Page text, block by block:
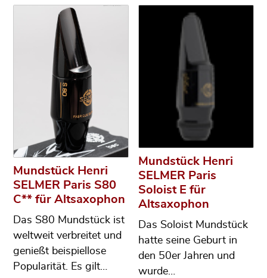
Mundstück Henri
SELMER Paris S80
C** für Altsaxophon
Das S80 Mundstück ist
weltweit verbreitet und
genießt beispiellose
Popularität. Es gilt…
Mundstück Henri
SELMER Paris
Soloist E für
Altsaxophon
Das Soloist Mundstück
hatte seine Geburt in
den 50er Jahren und
wurde…